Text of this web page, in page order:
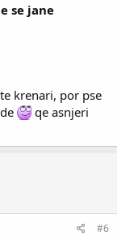
se jane
krenari, por pse
qe asnjeri
#6